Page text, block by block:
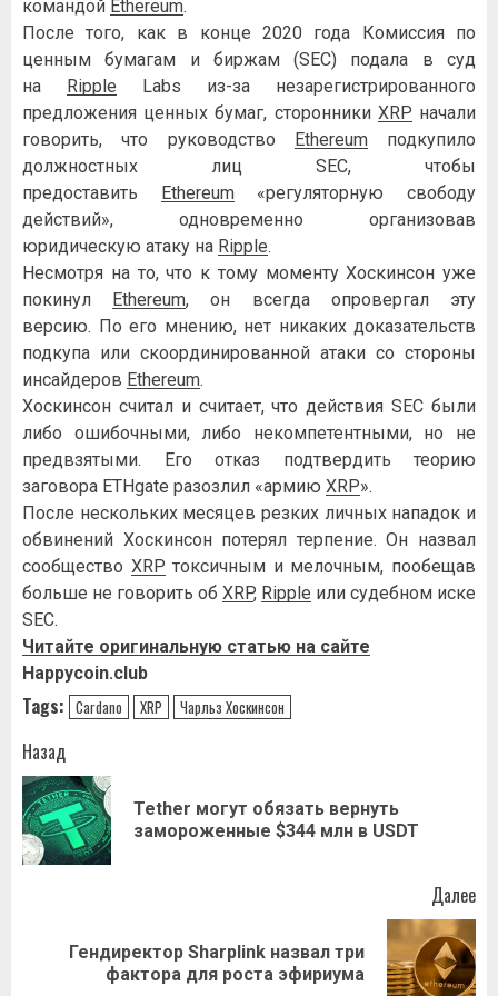
командой Ethereum.
После того, как в конце 2020 года Комиссия по
ценным бумагам и биржам (SEC) подала в суд
на
Ripple Labs из-за незарегистрированного
предложения ценных бумаг, сторонники XRP начали
говорить, что руководство
Ethereumподкупило
должностных лиц SEC, чтобы
предоставить
Ethereum«регуляторную свободу
действий», одновременно организовав
юридическую атаку на Ripple.
Несмотря на то, что к тому моменту Хоскинсон уже
покинул
Ethereum, он всегда опровергал эту
версию. По его мнению, нет никаких доказательств
подкупа или скоординированной атаки со стороны
инсайдеров Ethereum.
Хоскинсон считал и считает, что действия SEC были
либо ошибочными, либо некомпетентными, но не
предвзятыми. Его отказ подтвердить теорию
заговора ETHgate разозлил «армию XRP».
После нескольких месяцев резких личных нападок и
обвинений Хоскинсон потерял терпение. Он назвал
сообщество XRP токсичным и мелочным, пообещав
больше не говорить об XRP, Ripple или судебном иске
SEC.
Читайте оригинальную статью на сайте
Happycoin.club
Tags: Cardano XRP Чарльз Хоскинсон
Навигация
записи
Назад
Tether могут обязать вернуть
замороженные $344 млн в USDT
Далее
СледующаяГендиректор Sharplink назвал три
фактора для роста эфириума